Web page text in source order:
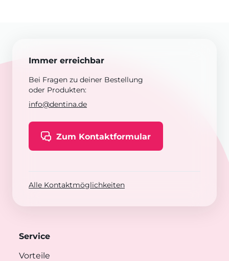
Immer erreichbar
Bei Fragen zu deiner Bestellung
oder Produkten:
info@dentina.de
Zum Kontaktformular
Alle Kontaktmöglichkeiten
Service
Vorteile